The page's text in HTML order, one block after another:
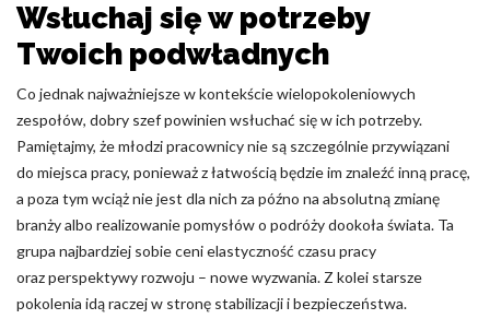
Wsłuchaj się w potrzeby
Twoich podwładnych
Co jednak najważniejsze w kontekście wielopokoleniowych
zespołów, dobry szef powinien wsłuchać się w ich potrzeby.
Pamiętajmy, że młodzi pracownicy nie są szczególnie przywiązani
do miejsca pracy, ponieważ z łatwością będzie im znaleźć inną pracę,
a poza tym wciąż nie jest dla nich za późno na absolutną zmianę
branży albo realizowanie pomysłów o podróży dookoła świata. Ta
grupa najbardziej sobie ceni elastyczność czasu pracy
oraz perspektywy rozwoju – nowe wyzwania. Z kolei starsze
pokolenia idą raczej w stronę stabilizacji i bezpieczeństwa.